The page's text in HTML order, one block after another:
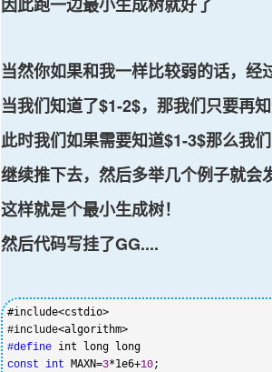
当然你如果和我一样比较弱的话，经
当我们知道了$1-2$，那我们只要再
此时我们如果需要知道$1-3$那么我
继续推下去，然后多举几个例子就
这样就是个最小生成树！
然后代码写挂了GG....
#include<cstdio>
#include
#define
const int MAXN=3*1e6+10